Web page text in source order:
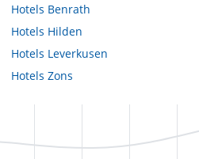
Hotels Benrath
Hotels Hilden
Hotels Leverkusen
Hotels Zons